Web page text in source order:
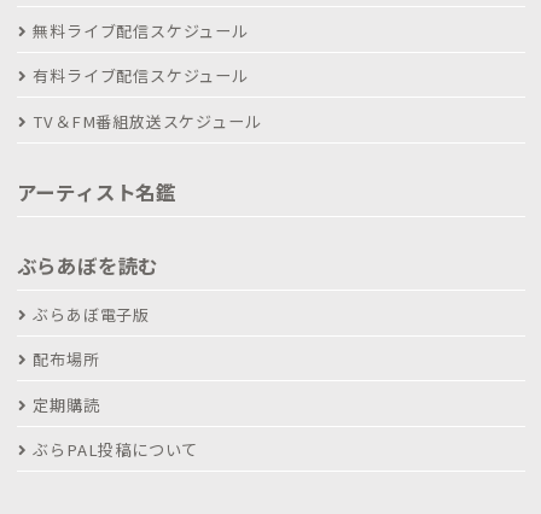
無料ライブ配信スケジュール
有料ライブ配信スケジュール
TV＆FM番組放送スケジュール
アーティスト名鑑
ぶらあぼを読む
ぶらあぼ電子版
配布場所
定期購読
ぶらPAL投稿について